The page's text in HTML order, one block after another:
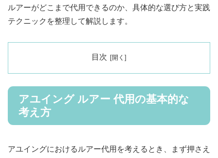
ルアーがどこまで代用できるのか、具体的な選び方と実践
テクニックを整理して解説します。
目次
アユイング ルアー 代用の基本的な
考え方
アユイングにおけるルアー代用を考えるとき、まず押さえ